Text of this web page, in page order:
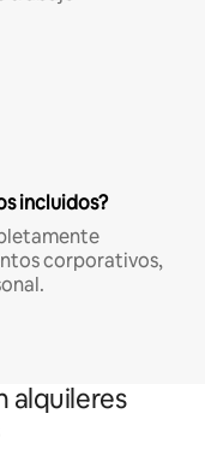
incluidos?
corporativos,
alquileres